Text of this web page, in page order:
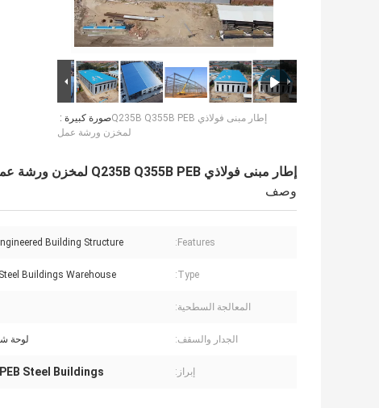
صورة كبيرة :إطار مبنى فولاذي Q235B Q355B PEB
لمخزن ورشة عمل
إطار مبنى فولاذي Q235B Q355B PEB لمخزن ورشة عمل
وصف
Features:
Building Structure
Type:
Buildings Warehouse
المعالجة السطحية:
الجدار والسقف: لوحة
إبراز: Steel Buildings